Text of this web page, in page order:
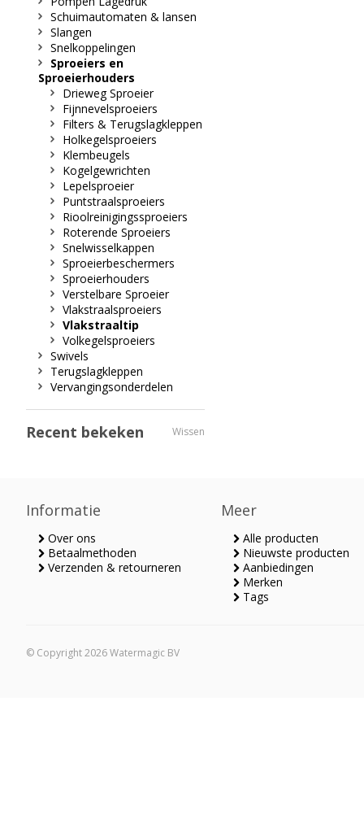
Schuimautomaten & lansen
Slangen
Snelkoppelingen
Sproeiers en
Sproeierhouders
Drieweg Sproeier
Fijnnevelsproeiers
Filters & Terugslagkleppen
Holkegelsproeiers
Klembeugels
Kogelgewrichten
Lepelsproeier
Puntstraalsproeiers
Rioolreinigingssproeiers
Roterende Sproeiers
Snelwisselkappen
Sproeierbeschermers
Sproeierhouders
Verstelbare Sproeier
Vlakstraalsproeiers
Vlakstraaltip
Volkegelsproeiers
Swivels
Terugslagkleppen
Vervangingsonderdelen
Recent bekeken Wissen
Informatie
Over ons
Betaalmethoden
Verzenden & retourneren
Meer
Alle producten
Nieuwste producten
Aanbiedingen
Merken
Tags
© Copyright 2026 Watermagic BV